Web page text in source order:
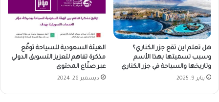
هل تعلم اين تقع جزر الكناري؟
وسبب تسميتها بهذا الأسم
وتاريخها والسياحة في جزر الكناري
يناير 9, 2025
الهيئة السعودية للسياحة توقّع
مذكرة تفاهم لتعزيز التسويق الدولي
عبر صنّاع المحتوى
ديسمبر 26, 2024